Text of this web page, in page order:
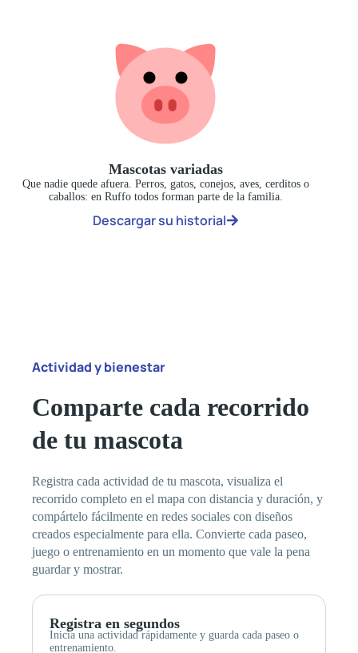
Mascotas variadas
Que nadie quede afuera. Perros, gatos, conejos, aves, cerditos o
caballos: en Ruffo todos forman parte de la familia.
Descargar su historial
Actividad y bienestar
Comparte cada recorrido
de tu mascota
Registra cada actividad de tu mascota, visualiza el
recorrido completo en el mapa con distancia y duración, y
compártelo fácilmente en redes sociales con diseños
creados especialmente para ella. Convierte cada paseo,
juego o entrenamiento en un momento que vale la pena
guardar y mostrar.
Registra en segundos
Inicia una actividad rápidamente y guarda cada paseo o
entrenamiento.